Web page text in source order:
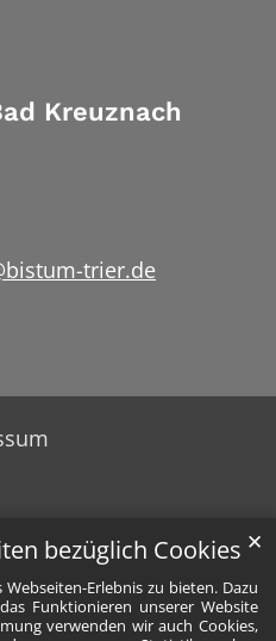
bezüglich Cookies
Erlebnis zu bieten. Dazu
Funktionieren unserer Website
verwenden wir auch Cookies,
✕
Kreuznach
trier.de